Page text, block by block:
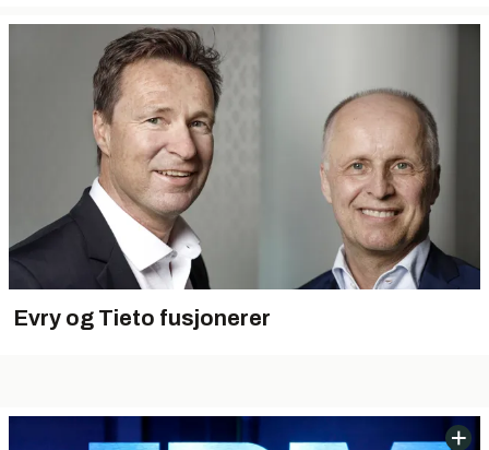
Evry og Tieto fusjonerer